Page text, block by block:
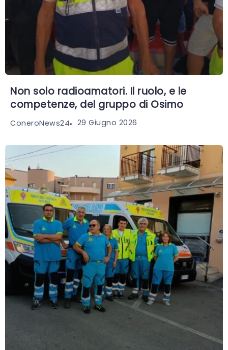
Non solo radioamatori. Il ruolo, e le
competenze, del gruppo di Osimo
ConeroNews24 29 Giugno 2026